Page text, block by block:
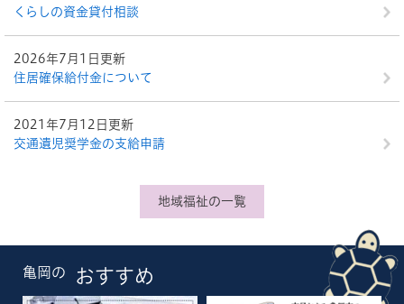
くらしの資金貸付相談
2026年7月1日更新
住居確保給付金について
2021年7月12日更新
交通遺児奨学金の支給申請
地域福祉の一覧
亀岡の おすすめ